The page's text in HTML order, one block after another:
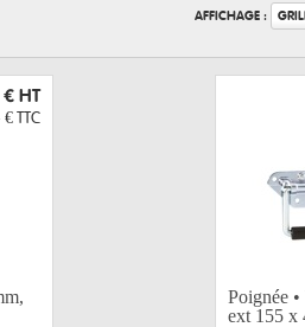
AFFICHAGE :
€ HT
€ TTC
Poignée
ext 155 x